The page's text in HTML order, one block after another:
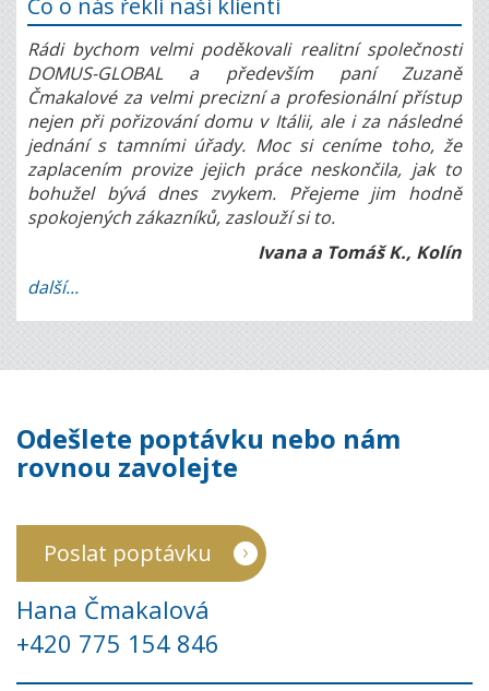
Co o nás řekli naši klienti
Rádi bychom velmi poděkovali realitní společnosti
DOMUS-GLOBAL a především paní Zuzaně
Čmakalové za velmi precizní a profesionální přístup
nejen při pořizování domu v Itálii, ale i za následné
jednání s tamními úřady. Moc si ceníme toho, že
zaplacením provize jejich práce neskončila, jak to
bohužel bývá dnes zvykem. Přejeme jim hodně
spokojených zákazníků, zaslouží si to.
Ivana a Tomáš K., Kolín
další...
Odešlete poptávku nebo nám
rovnou zavolejte
Poslat poptávku
Hana Čmakalová
+420 775 154 846